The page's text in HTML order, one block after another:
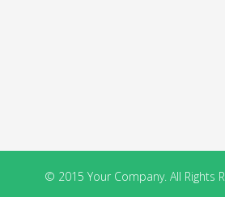
© 2015 Your Company. All Rights